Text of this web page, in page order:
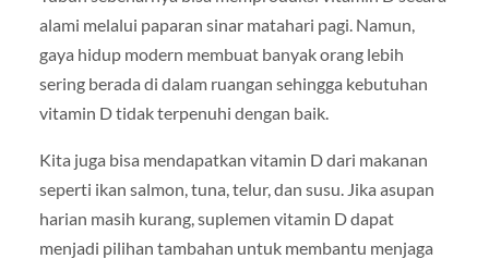
alami melalui paparan sinar matahari pagi. Namun,
gaya hidup modern membuat banyak orang lebih
sering berada di dalam ruangan sehingga kebutuhan
vitamin D tidak terpenuhi dengan baik.
Kita juga bisa mendapatkan vitamin D dari makanan
seperti ikan salmon, tuna, telur, dan susu. Jika asupan
harian masih kurang, suplemen vitamin D dapat
menjadi pilihan tambahan untuk membantu menjaga